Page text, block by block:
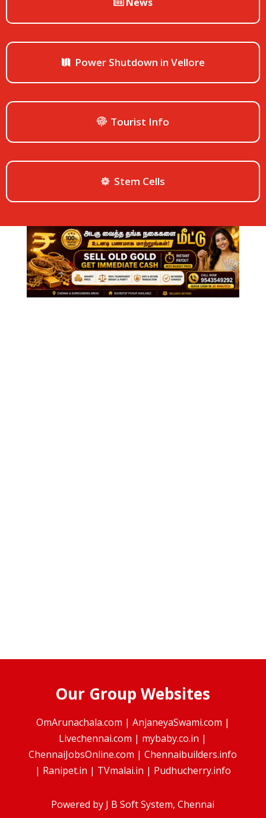
Power Shutdown in Vellore
Tourist Info
Stem Cells
Our Group Websites
OmArunachala.com | AnjaneyaSwami.com |
Livechennai.com | mybaby.co.in |
ChennaiJobsOnline.com |Chennaibuilders.info
| Ranipet.in | TVmalai.in | Pudhucherry.info
Powered by J B Soft System, Chennai